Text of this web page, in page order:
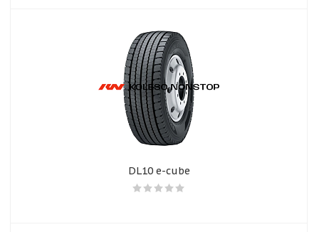
DL10 e-cube